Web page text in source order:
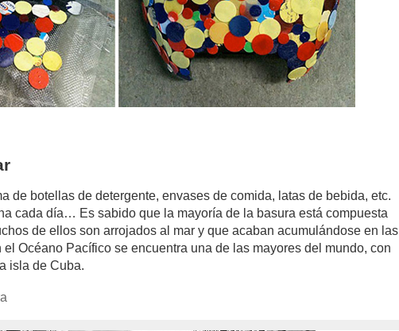
de botellas de detergente, envases de comida, latas de bebida, etc.
cada día… Es sabido que la mayoría de la basura está compuesta
de ellos son arrojados al mar y que acaban acumulándose en las
el Océano Pacífico se encuentra una de las mayores del mundo, con
isla de Cuba.
author/Andrea%20Cegarra/